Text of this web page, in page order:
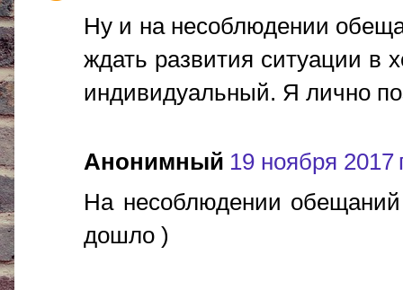
Ну и на несоблюдении
ждать развития ситуации в
индивидуальный. Я лично
Анонимный 19 ноября 2017
На несоблюдении
дошло )